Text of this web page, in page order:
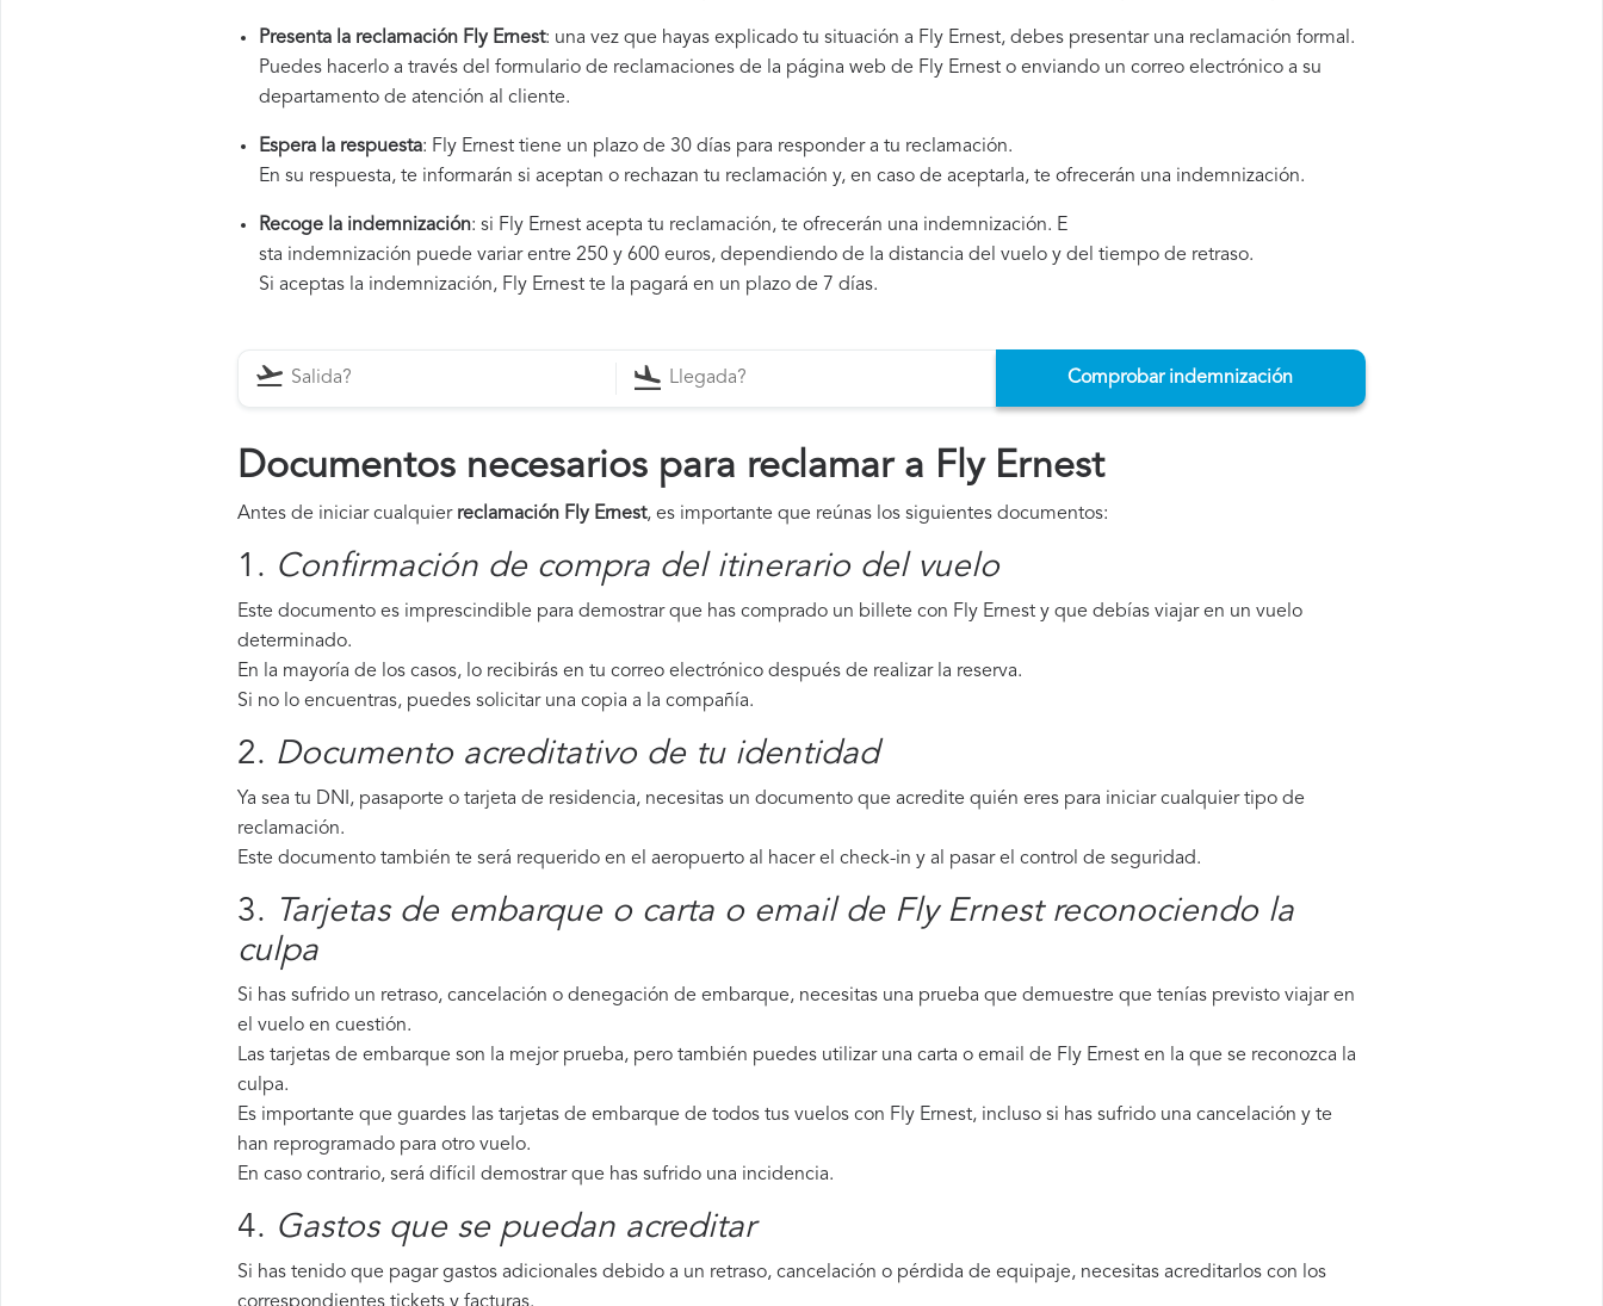
Presenta la reclamación Fly Ernest: una vez que hayas explicado tu situación a Fly Ernest, debes presentar una reclamación formal.
Puedes hacerlo a través del formulario de reclamaciones de la página web de Fly Ernest o enviando un correo electrónico a su
departamento de atención al cliente.
Espera la respuesta: Fly Ernest tiene un plazo de 30 días para responder a tu reclamación.
En su respuesta, te informarán si aceptan o rechazan tu reclamación y, en caso de aceptarla, te ofrecerán una indemnización.
Recoge la indemnización: si Fly Ernest acepta tu reclamación, te ofrecerán una indemnización. E
sta indemnización puede variar entre 250 y 600 euros, dependiendo de la distancia del vuelo y del tiempo de retraso.
Si aceptas la indemnización, Fly Ernest te la pagará en un plazo de 7 días.
Comprobar indemnización
Documentos necesarios para reclamar a Fly Ernest
Antes de iniciar cualquier reclamación Fly Ernest, es importante que reúnas los siguientes documentos:
1. Confirmación de compra del itinerario del vuelo
Este documento es imprescindible para demostrar que has comprado un billete con Fly Ernest y que debías viajar en un vuelo
determinado.
En la mayoría de los casos, lo recibirás en tu correo electrónico después de realizar la reserva.
Si no lo encuentras, puedes solicitar una copia a la compañía.
2. Documento acreditativo de tu identidad
Ya sea tu DNI, pasaporte o tarjeta de residencia, necesitas un documento que acredite quién eres para iniciar cualquier tipo de
reclamación.
Este documento también te será requerido en el aeropuerto al hacer el check-in y al pasar el control de seguridad.
3.
Tarjetas de embarque o carta o email de Fly Ernest reconociendo la
culpa
Si has sufrido un retraso, cancelación o denegación de embarque, necesitas una prueba que demuestre que tenías previsto viajar en
el vuelo en cuestión.
Las tarjetas de embarque son la mejor prueba, pero también puedes utilizar una carta o email de Fly Ernest en la que se reconozca la
culpa.
Es importante que guardes las tarjetas de embarque de todos tus vuelos con Fly Ernest, incluso si has sufrido una cancelación y te
han reprogramado para otro vuelo.
En caso contrario, será difícil demostrar que has sufrido una incidencia.
4. Gastos que se puedan acreditar
Si has tenido que pagar gastos adicionales debido a un retraso, cancelación o pérdida de equipaje, necesitas acreditarlos con los